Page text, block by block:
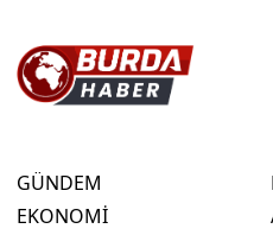
GÜNDEM
EKONOMİ